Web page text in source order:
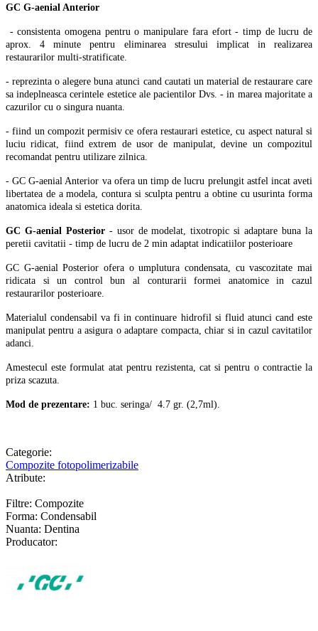
GC G-aenial Anterior
- consistenta omogena pentru o manipulare fara efort - timp de lucru de
aprox. 4 minute pentru eliminarea stresului implicat in realizarea
restaurarilor multi-stratificate.
- reprezinta o alegere buna atunci cand cautati un material de restaurare care
sa indeplneasca cerintele estetice ale pacientilor Dvs. - in marea majoritate a
cazurilor cu o singura nuanta.
- fiind un compozit permisiv ce ofera restaurari estetice, cu aspect natural si
luciu ridicat, fiind extrem de usor de manipulat, devine un compozitul
recomandat pentru utilizare zilnica.
- GC G-aenial Anterior va ofera un timp de lucru prelungit astfel incat aveti
libertatea de a modela, contura si sculpta pentru a obtine cu usurinta forma
anatomica ideala si estetica dorita.
GC G-aenial Posterior- usor de modelat, tixotropic si adaptare buna la
peretii cavitatii - timp de lucru de 2 min adaptat indicatiilor posterioare
GC G-aenial Posterior ofera o umplutura condensata, cu vascozitate mai
ridicata si un control bun al conturarii formei anatomice in cazul
restaurarilor posterioare.
Materialul condensabil va fi in continuare hidrofil si fluid atunci cand este
manipulat pentru a asigura o adaptare compacta, chiar si in cazul cavitatilor
adanci.
Amestecul este formulat atat pentru rezistenta, cat si pentru o contractie la
priza scazuta.
Mod de prezentare: 1 buc. seringa/ 4.7 gr. (2,7ml).
Categorie:
Compozite fotopolimerizabile
Atribute:
Filtre: Compozite
Forma: Condensabil
Nuanta: Dentina
Producator: